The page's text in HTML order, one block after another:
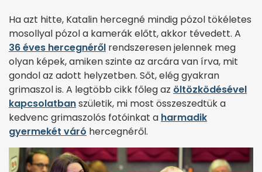
Ha azt hitte, Katalin hercegné mindig pózol tökéletes
mosollyal pózol a kamerák előtt, akkor tévedett. A
36 éves hercegnéről rendszeresen jelennek meg
olyan képek, amiken szinte az arcára van írva, mit
gondol az adott helyzetben. Sőt, elég gyakran
grimaszol is. A legtöbb cikk főleg az öltözködésével
kapcsolatbanszületik, mi most összeszedtük a
kedvenc grimaszolós fotóinkat a harmadik
gyermekét váró hercegnéről.